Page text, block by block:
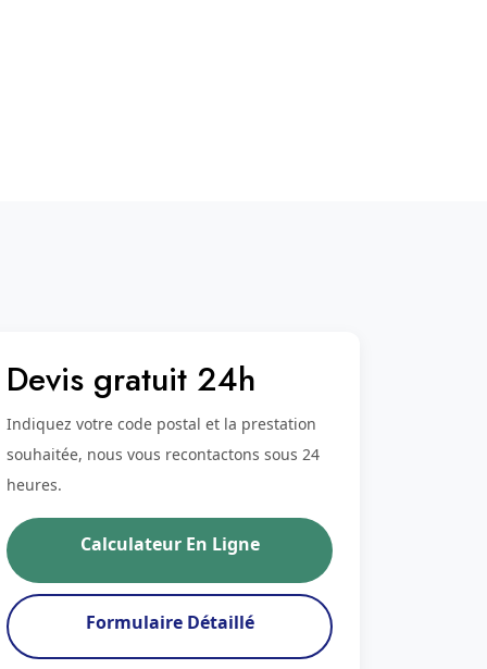
Devis gratuit 24h
Indiquez votre code postal et la prestation
souhaitée, nous vous recontactons sous 24
heures.
Calculateur En Ligne
Formulaire Détaillé